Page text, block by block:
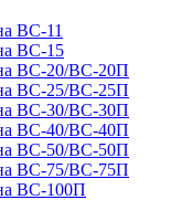
ВС-11
ВС-15
ВС-20/ВС-20П
ВС-25/ВС-25П
ВС-30/ВС-30П
ВС-40/ВС-40П
ВС-50/ВС-50П
ВС-75/ВС-75П
ВС-100П